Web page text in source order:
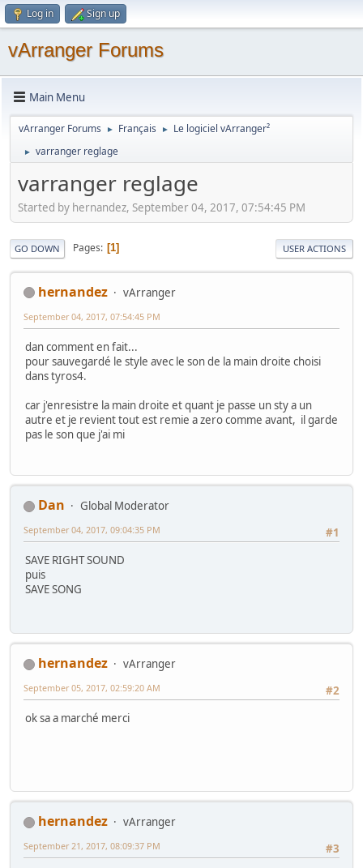
Log in Sign up
vArranger Forums
Main Menu
vArranger Forums ► Français ► Le logiciel vArranger²
► varranger reglage
varranger reglage
Started by hernandez, September 04, 2017, 07:54:45 PM
GO DOWN Pages 1 USER ACTIONS
hernandez vArranger
September 04, 2017, 07:54:45 PM
dan comment en fait...
pour sauvegardé le style avec le son de la main droite choisi
dans tyros4.
car j'enresistre la main droite et quant je passe un sty a un
autre et je revient tout est remie a zero comme avant, il garde
pas le son que j'ai mi
Dan
Global Moderator
#1
September 04, 2017, 09:04:35 PM
SAVE RIGHT SOUND
puis
SAVE SONG
hernandez
vArranger
#2
September 05, 2017, 02:59:20 AM
ok sa a marché merci
hernandez
vArranger
#3
September 21, 2017, 08:09:37 PM